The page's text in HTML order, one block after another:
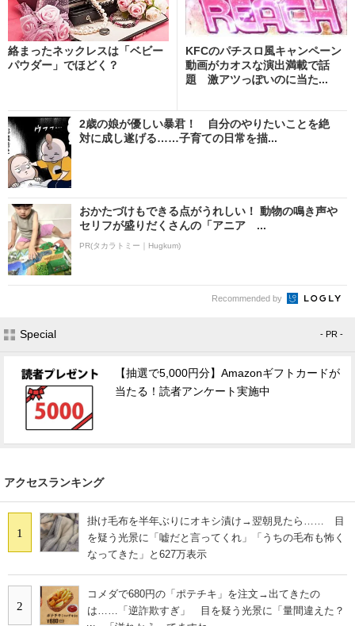
絡まったネックレスは「ベビー
パウダー」でほどく？
KFCのパチスロ風キャンペーン
動画がカオスな演出満載で話
題 激アツっぽいのに当た...
2歳の娘が優しい暴君！ 自分のやりたいことを絶
対に成し遂げる……子育ての日常を描...
おかたづけもできる点がうれしい！ 動物の鳴き声や
セリフが盛りだくさんの「アニア ...
PR(タカラトミー｜Hugkum)
Recommended by
Special - PR -
【抽選で5,000円分】Amazonギフトカードが
当たる！読者アンケート実施中
アクセスランキング
1
掛け毛布を半年ぶりにオキシ漬け→翌朝見たら…… 目
を疑う光景に「嘘だと言ってくれ」「うちの毛布も怖く
なってきた」と627万表示
2
コメダで680円の「ポテチキ」を注文→出てきたの
は……「逆詐欺すぎ」 目を疑う光景に「量間違えた？